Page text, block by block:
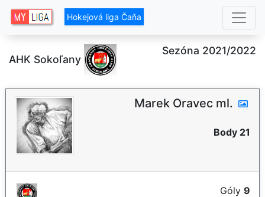
Hokejová liga Čaňa
AHK Sokoľany
Sezóna 2021/2022
Marek Oravec ml.
Body 21
Góly 9